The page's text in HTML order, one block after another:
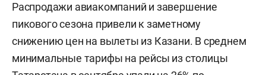
Распродажи авиакомпаний и завершение
пикового сезона привели к заметному
снижению цен на вылеты из Казани. В среднем
минимальные тарифы на рейсы из столицы